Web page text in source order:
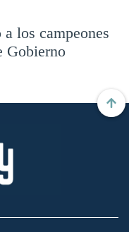
los campeones
Gobierno